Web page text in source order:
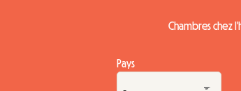
Chambres chez
Pays